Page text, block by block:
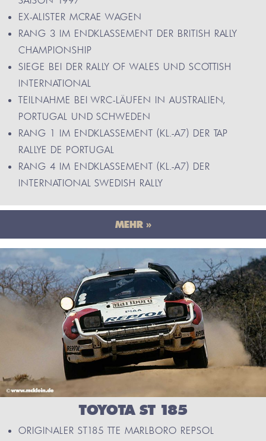
EX-ALISTER MCRAE WAGEN
RANG 3 IM ENDKLASSEMENT DER BRITISH RALLY
CHAMPIONSHIP
SIEGE BEI DER RALLY OF WALES UND SCOTTISH
INTERNATIONAL
TEILNAHME BEI WRC-LÄUFEN IN AUSTRALIEN,
PORTUGAL UND SCHWEDEN
RANG 1 IM ENDKLASSEMENT (KL.-A7) DER TAP
RALLYE DE PORTUGAL
RANG 4 IM ENDKLASSEMENT (KL.-A7) DER
INTERNATIONAL SWEDISH RALLY
MEHR »
TOYOTA ST 185
ORIGINALER ST185 TTE MARLBORO REPSOL